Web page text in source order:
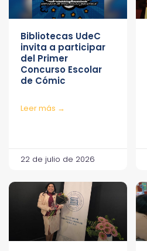
Bibliotecas UdeC
invita a participar
del Primer
Concurso Escolar
de Cómic
Leer más →
22 de julio de 2026